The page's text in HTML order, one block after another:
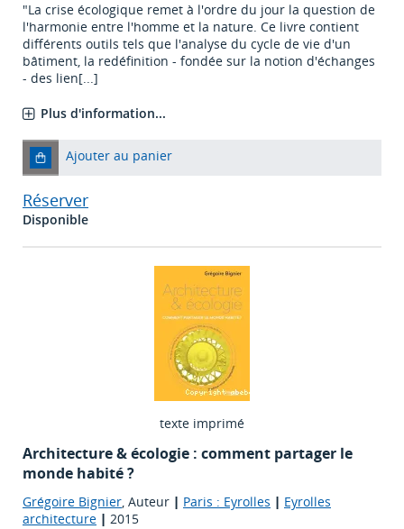
"La crise écologique remet à l'ordre du jour la question de
l'harmonie entre l'homme et la nature. Ce livre contient
différents outils tels que l'analyse du cycle de vie d'un
bâtiment, la redéfinition - fondée sur la notion d'échanges
- des lien[...]
Plus d'information...
Ajouter au panier
Réserver
Disponible
texte imprimé
Architecture & écologie : comment partager le
monde habité ?
Grégoire Bignier, Auteur | Paris : Eyrolles | Eyrolles
architecture | 2015